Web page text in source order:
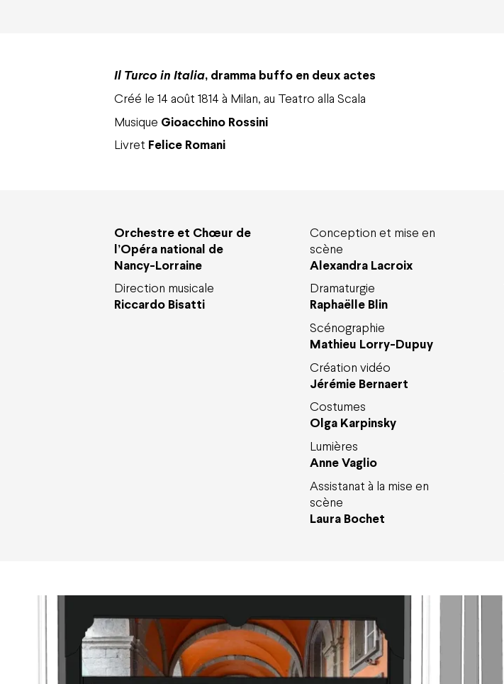
Il Turco in Italia, dramma buffo en deux actes
Créé le 14 août 1814 à Milan, au Teatro alla Scala
Musique Gioacchino Rossini
Livret Felice Romani
Orchestre et Chœur de
l’Opéra national de
Nancy-Lorraine
Direction musicale
Riccardo Bisatti
Conception et mise en
scène
Alexandra Lacroix
Dramaturgie
Raphaëlle Blin
Scénographie
Mathieu Lorry-Dupuy
Création vidéo
Jérémie Bernaert
Costumes
Olga Karpinsky
Lumières
Anne Vaglio
Assistanat à la mise en
scène
Laura Bochet